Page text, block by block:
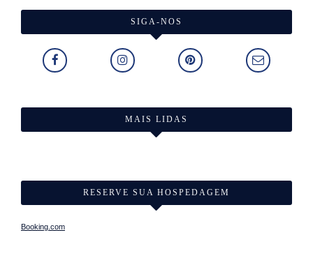
SIGA-NOS
MAIS LIDAS
RESERVE SUA HOSPEDAGEM
Booking.com